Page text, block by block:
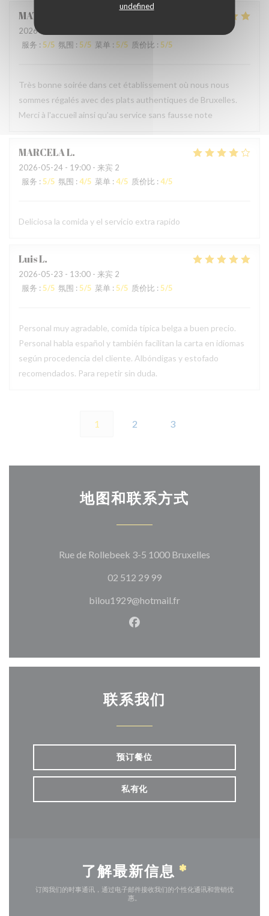
undefined
MATHIEU
2026-06-07
服务 : 5/5 氛围 : 5/5 菜单 : 5/5 质价比 : 5/5
Très bonne soirée dans cet établissement où nous nous
sommes régalés avec des plats authentiques de Bruxelles.
Merci à l'accueil ainsi qu'au service sans fausse note
MARCELAL
2026-05-24 - 19:00 - 来宾 2
服务 : 5/5 氛围 : 4/5 菜单 : 4/5 质价比 : 4/5
Deliciosa la comida y el servicio extra rapido
LuisL
2026-05-23 - 13:00 - 来宾 2
服务 : 5/5 氛围 : 5/5 菜单 : 5/5 质价比 : 5/5
Personal muy agradable, comida típica belga a buen precio.
Personal habla español y también facilitan la carta en idiomas
según procedencia del cliente. Albóndigas y estofado
recomendados. Para repetir sin duda.
1 2 3
地图和联系方式
Rue de Rollebeek 3-5 1000 Bruxelles
02 512 29 99
bilou1929@hotmail.fr
Facebook ((在新窗口中打开
联系我们
预订餐位
私有化
了解最新信息 *
订阅我们的时事通讯，通过电子邮件接收我们的个性化通讯和营销优
惠。